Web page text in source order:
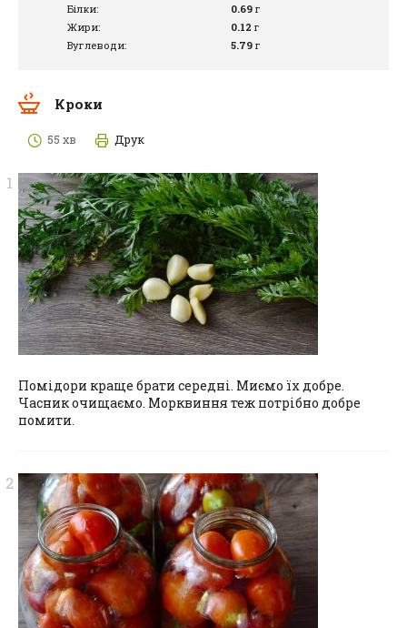
Білки:
0.69 г
Жири:
0.12 г
Вуглеводи:
5.79 г
Кроки
55 хв Друк
Помідори краще брати середні. Миємо їх добре.
Часник очищаємо. Морквиння теж потрібно добре
помити.